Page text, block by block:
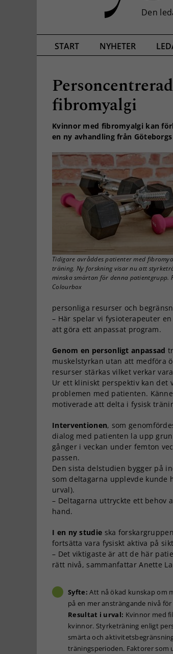
START NYHETER
fibromyalgi
Kvinnor med fibromyalgi kan
en ny avhandling från
Tidigare avråddes patienter med
träning. Ny forskning visar nu att
minska smärtan för denna patientgrupp.
Colourbox
personliga resurser och
– Här spelar vi fysioterapeuter
att göra ett anpassat program.
Genom en personligt anpassad
muskelstyrkan utan att medföra
resurser stärkas vilket verkar
Ur ett kliniskt perspektiv kan det
problemen med patienten.
motiverade att delta i fysisk
Interventionen, som
dialog med patienten la upp
gånger i veckan under femton
passen.
Den sista delstudien bygger på
som deltagarna upplevde kunde
urval).
– Deltagarna uttryckte ett behov
hand.
I en ny studie ska
fortsätta vara fysiskt aktiva på
– Det viktigaste är att de här
rätt nivå, sammanfattar Anette
Syfte: Att nå ökad kunskap om
på en mer ansträngande nivå
Resultat i urval: Kvinnor med
kvinnor. Styrketräning enligt
smärta och
träningsperioden. Faktorer som